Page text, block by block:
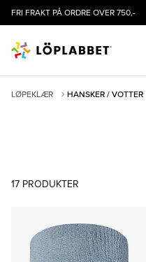
FRI FRAKT PÅ ORDRE OVER 750,-
LØPEKLÆR HANSKER / VOTTER
Produktliste
17 PRODUKTER